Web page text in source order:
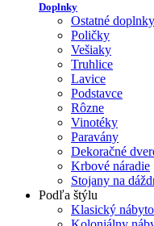
Doplnky
Ostatné doplnky
Poličky
Vešiaky
Truhlice
Lavice
Podstavce
Rôzne
Vinotéky
Paravány
Dekoračné
Krbové náradie
Stojany na
Podľa štýlu
Klasický